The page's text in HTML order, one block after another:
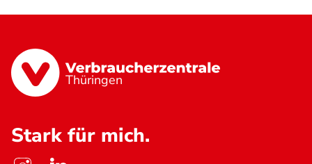
Thüringen
Stark für mich.